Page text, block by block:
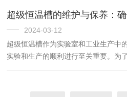
首先要确保透视恒温槽已经过适当的
超级恒温槽的维护与保养：
2024-03-12
超级恒温槽作为实验室和工业生产中
实验和生产的顺利进行至关重要。为